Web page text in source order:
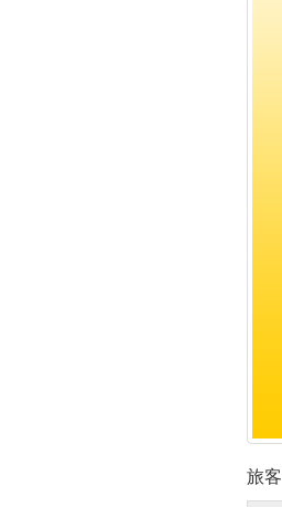
旅